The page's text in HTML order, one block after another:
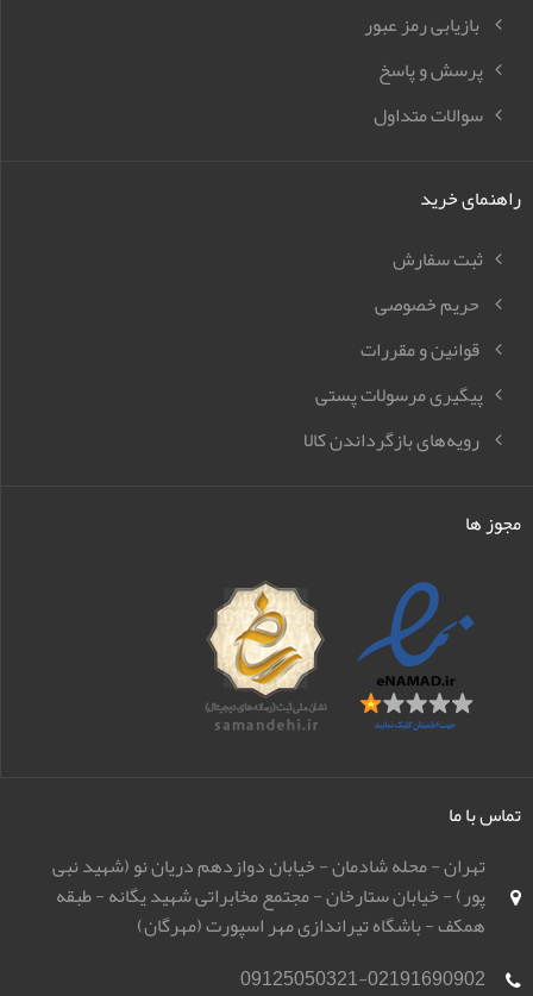
بازیابی رمز عبور
پرسش و پاسخ
سوالات متداول
راهنمای خرید
ثبت سفارش
حریم خصوصی
قوانین و مقررات
پیگیری مرسولات پستی
رویه‌های بازگرداندن کالا
مجوز ها
تماس با ما
تهران - محله شادمان - خیابان دوازدهم دریان نو (شهید نبی
پور) - خیابان ستارخان - مجتمع مخابراتی شهید یگانه - طبقه
همکف - باشگاه تیراندازی مهر اسپورت (مهرگان)
09125050321-02191690902